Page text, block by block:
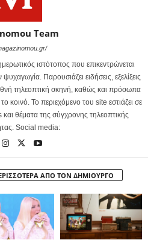
Team
ιστότοπος που επικεντρώνεται
Παρουσιάζει ειδήσεις, εξελίξεις
τηλεοπτική σκηνή, καθώς και πρόσωπα
Το περιεχόμενο του site εστιάζει σε
θέματα της σύγχρονης τηλεοπτικής
Social media:
ΑΠΟ ΤΟΝ ΔΗΜΙΟΥΡΓΟ